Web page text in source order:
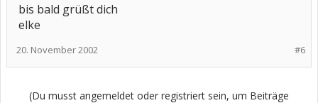
bis bald grüßt dich
elke
#6
20. November 2002
(Du musst angemeldet oder registriert sein, um Beiträge